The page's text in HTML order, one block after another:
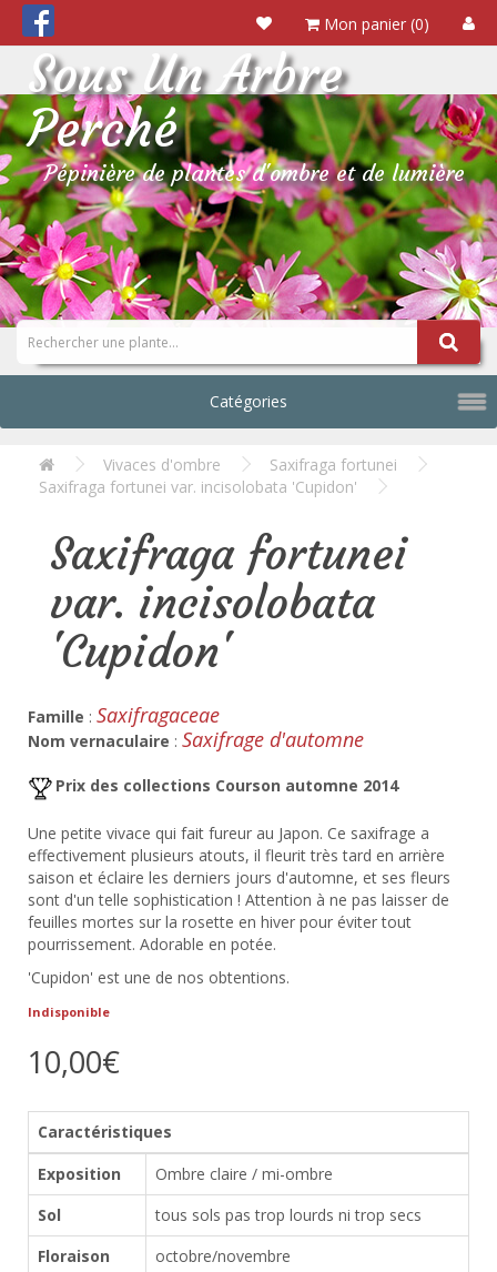
Mon panier (0)
Sous Un Arbre
Perché
Pépinière de plantes d'ombre et de lumière
Catégories
Vivaces d'ombre
Saxifraga fortunei
Saxifraga fortunei var. incisolobata 'Cupidon'
Saxifraga fortunei
var. incisolobata
'Cupidon'
Famille : Saxifragaceae
Nom vernaculaire : Saxifrage d'automne
Prix des collections Courson automne 2014
Une petite vivace qui fait fureur au Japon. Ce saxifrage a
effectivement plusieurs atouts, il fleurit très tard en arrière
saison et éclaire les derniers jours d'automne, et ses fleurs
sont d'un telle sophistication ! Attention à ne pas laisser de
feuilles mortes sur la rosette en hiver pour éviter tout
pourrissement. Adorable en potée.
'Cupidon' est une de nos obtentions.
Indisponible
10,00€
Caractéristiques
Exposition
Ombre claire / mi-ombre
Sol
tous sols pas trop lourds ni trop secs
Floraison
octobre/novembre